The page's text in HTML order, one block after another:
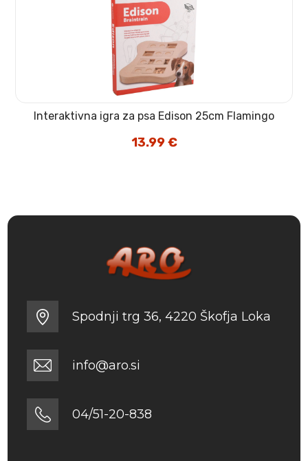
Interaktivna igra za psa Edison 25cm Flamingo
13.99€
Spodnji trg 36, 4220 Škofja Loka
info@aro.si
04/51-20-838